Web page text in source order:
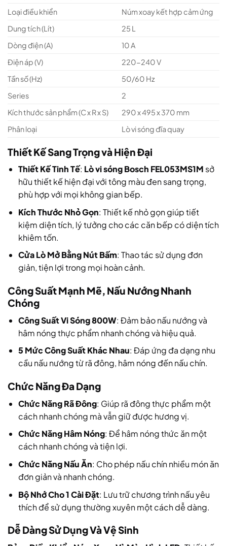
Loại điều khiển
Núm xoay kết hợp cảm ứng
Dung tích (Lít)
25 L
Dòng điện (A)
10 A
Điện áp (V)
220-240 V
Tần số (Hz)
50/60 Hz
Series
2
Kích thước sản phẩm (C x R x S)
290 x 495 x 370 mm
Phân loại
Lò vi sóng đĩa quay
Thiết Kế Sang Trọng và Hiện Đại
Thiết Kế Tinh Tế: Lò vi sóng Bosch FEL053MS1M sở
hữu thiết kế hiện đại với tông màu đen sang trọng,
phù hợp với mọi không gian bếp.
Kích Thước Nhỏ Gọn: Thiết kế nhỏ gọn giúp tiết
kiệm diện tích, lý tưởng cho các căn bếp có diện tích
khiêm tốn.
Cửa Lò Mở Bằng Nút Bấm: Thao tác sử dụng đơn
giản, tiện lợi trong mọi hoàn cảnh.
Công Suất Mạnh Mẽ, Nấu Nướng Nhanh
Chóng
Công Suất Vi Sóng 800W: Đảm bảo nấu nướng và
hâm nóng thực phẩm nhanh chóng và hiệu quả.
5 Mức Công Suất Khác Nhau: Đáp ứng đa dạng nhu
cầu nấu nướng từ rã đông, hâm nóng đến nấu chín.
Chức Năng Đa Dạng
Chức Năng Rã Đông: Giúp rã đông thực phẩm một
cách nhanh chóng mà vẫn giữ được hương vị.
Chức Năng Hâm Nóng: Để hâm nóng thức ăn một
cách nhanh chóng và tiện lợi.
Chức Năng Nấu Ăn: Cho phép nấu chín nhiều món ăn
đơn giản và nhanh chóng.
Bộ Nhớ Cho 1 Cài Đặt: Lưu trữ chương trình nấu yêu
thích để sử dụng thường xuyên một cách dễ dàng.
Dễ Dàng Sử Dụng Và Vệ Sinh